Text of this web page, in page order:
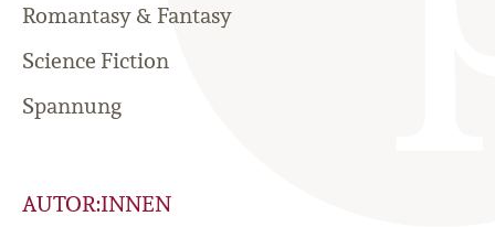
Romantasy & Fantasy
Science Fiction
Spannung
AUTOR:INNEN